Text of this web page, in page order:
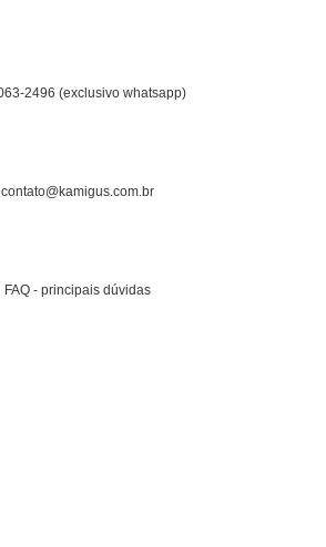
2496 (exclusivo whatsapp)
contato@kamigus.com.br
FAQ - principais dúvidas